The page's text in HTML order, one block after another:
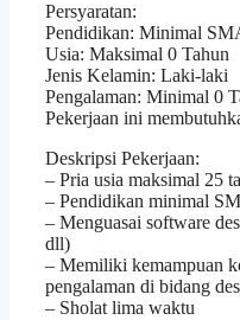
Persyaratan:
Pendidikan: Minimal
Usia: Maksimal 0 Tahun
Jenis Kelamin: Laki-laki
Pengalaman: Minimal 0
Pekerjaan ini
Deskripsi Pekerjaan:
– Pria usia maksimal 25
– Pendidikan minimal
– Menguasai software
dll)
– Memiliki kemampuan
pengalaman di bidang
– Sholat lima waktu